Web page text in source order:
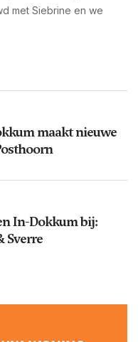
met Siebrine en we
maakt nieuwe
In-Dokkum bij:
Sverre